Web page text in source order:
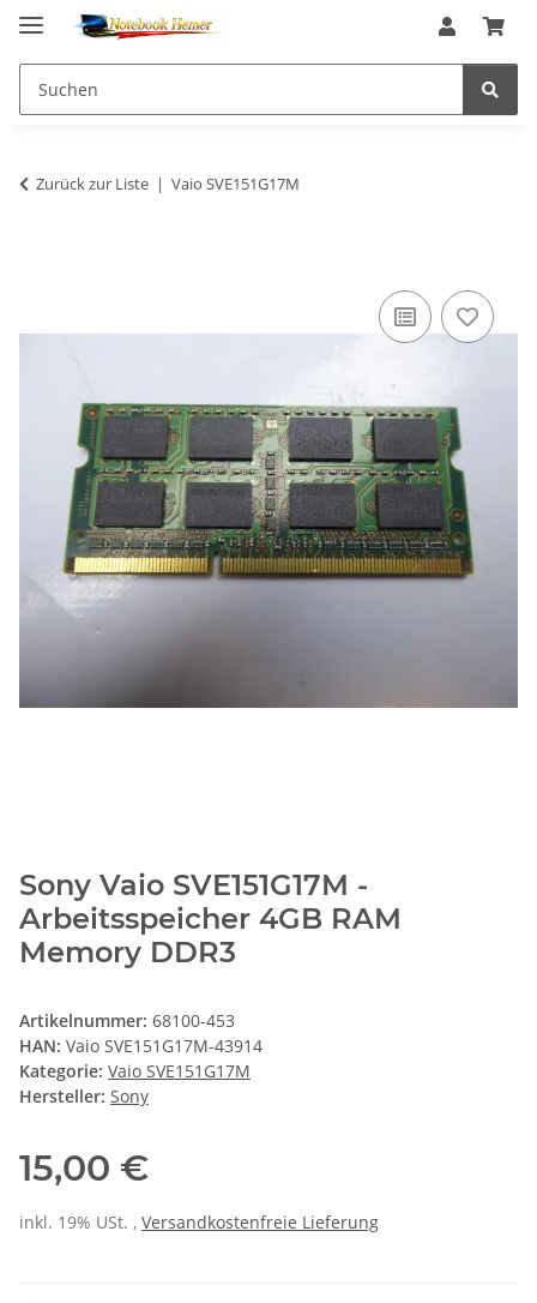
Zurück zur Liste Vaio SVE151G17M
Sony Vaio SVE151G17M -
Arbeitsspeicher 4GB RAM
Memory DDR3
Artikelnummer: 68100-453
HAN: Vaio SVE151G17M-43914
Kategorie: Vaio SVE151G17M
Hersteller: Sony
15,00 €
inkl. 19% USt. , Versandkostenfreie Lieferung